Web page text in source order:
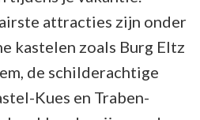
attracties zijn onder
kastelen zoals Burg Eltz
de schilderachtige
Kues en Traben-